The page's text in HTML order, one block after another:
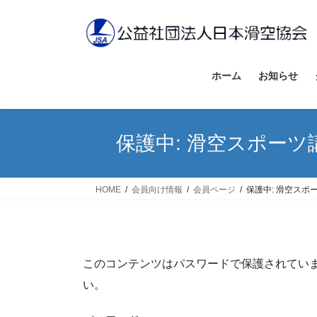
ス
ン
ホーム お知らせ
保護中: 滑空スポー
HOME 会員向け情報 会員ページ 保護中: 滑空スポ
このコンテンツはパスワードで保護されてい
い。